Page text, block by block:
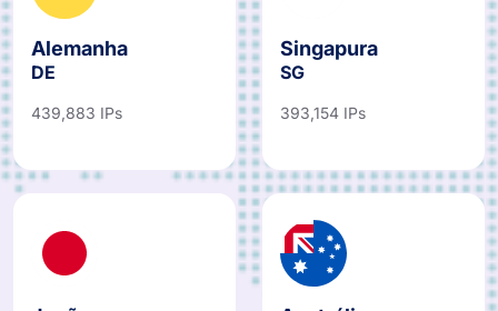
Alemanha
DE
439,883 IPs
Singapura
SG
393,154 IPs